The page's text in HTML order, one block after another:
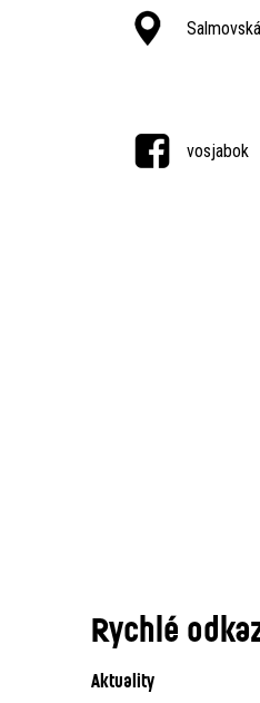
vosjabok
Rychlé
Aktuality